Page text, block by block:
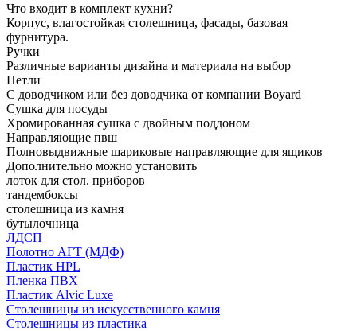
Что входит в комплект кухни?
Корпус, влагостойкая столешница, фасады, базовая
фурнитура.
Ручки
Различные варианты дизайна и материала на выбор
Петли
С доводчиком или без доводчика от компании Boyard
Сушка для посуды
Хромированная сушка с двойным поддоном
Направляющие пвш
Полновыдвижные шариковые направляющие для ящиков
Дополнительно можно установить
лоток для стол. приборов
тандембоксы
столешница из камня
бутылочница
ЛДСП
Полотно АГТ (МДФ)
Пластик HPL
Пленка ПВХ
Пластик Alvic Luxe
Столешницы из искусственного камня
Столешницы из пластика